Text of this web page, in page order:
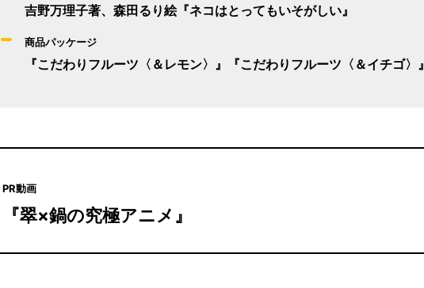
吉野万理子著、森田るり絵『ネコはとってもいそがしい』
商品パッケージ
『こだわりフルーツ〈＆レモン〉』『こだわりフルーツ〈＆イチゴ〉』
PR動画
『翠×鍋の究極アニメ』